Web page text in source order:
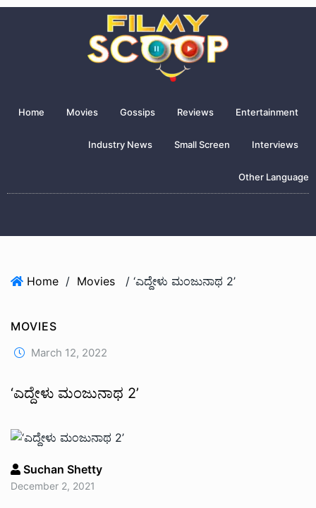
Home Movies Gossips Reviews Entertainment
Industry News Small Screen Interviews
Other Language
Home / Movies / ‘ಎದ್ದೇಳು ಮಂಜುನಾಥ 2’
MOVIES
March 12, 2022
‘ಎದ್ದೇಳು ಮಂಜುನಾಥ 2’
Suchan Shetty
December 2, 2021